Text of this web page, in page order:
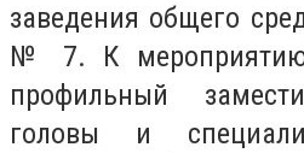
заведения общего
№ 7. К мероприятию
профильный
головы и